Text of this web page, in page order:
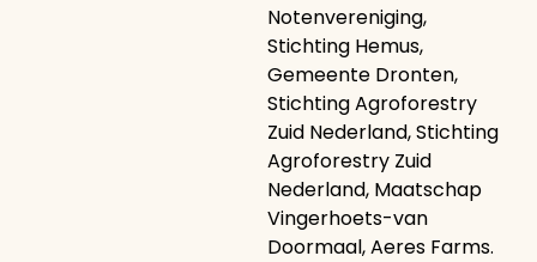
Notenvereniging,
Stichting Hemus,
Gemeente Dronten,
Stichting Agroforestry
Zuid Nederland, Stichting
Agroforestry Zuid
Nederland, Maatschap
Vingerhoets-van
Doormaal, Aeres Farms.